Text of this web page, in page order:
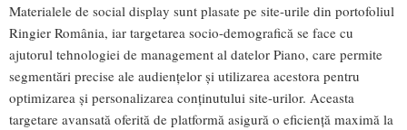
Materialele de social display sunt plasate pe site-urile din portofoliul
Ringier România, iar targetarea socio-demografică se face cu
ajutorul tehnologiei de management al datelor Piano, care permite
segmentări precise ale audiențelor și utilizarea acestora pentru
optimizarea și personalizarea conținutului site-urilor. Aceasta
targetare avansată oferită de platformă asigură o eficiență maximă la